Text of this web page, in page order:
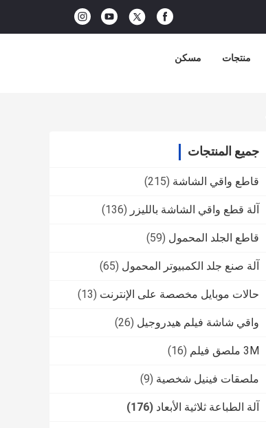
مسكن منتجات
جميع المنتجات
قاطع واقي الشاشة (215)
آلة قطع واقي الشاشة بالليزر (136)
قاطع الجلد المحمول (59)
آلة صنع جلد الكمبيوتر المحمول (65)
حالات موبايل مخصصة على الإنترنت (13)
واقي شاشة فيلم هيدروجيل (26)
3M ملصق فيلم (16)
ملصقات فينيل شخصية (9)
آلة الطباعة ثلاثية الأبعاد (176)